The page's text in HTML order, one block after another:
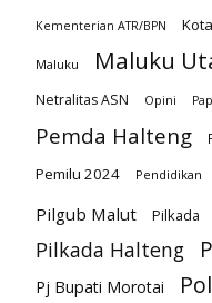
Kementerian ATR/BPN
Maluku Maluku
Netralitas ASN Opini
Pemda Halteng
Pemilu 2024
Pendidikan
Pilgub Malut Pilkada
Pilkada Halteng
Pj Bupati Morotai